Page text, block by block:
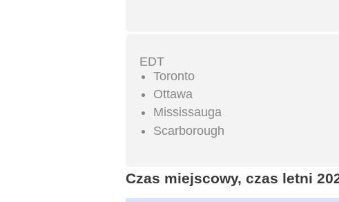
EDT
Toronto
Ottawa
Mississauga
Scarborough
Czas miejscowy, czas letni